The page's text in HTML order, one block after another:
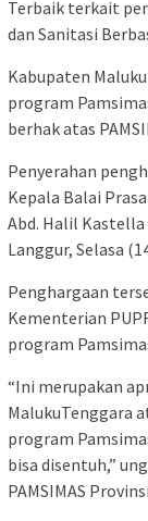
Terbaik terkait
dan Sanitasi
Kabupaten
program
berhak atas
Penyerahan
Kepala Balai
Abd. Halil Kastella
Langgur, Selasa
Penghargaan
Kementerian
program
“Ini merupakan
MalukuTenggara
program
bisa disentuh,”
PAMSIMAS